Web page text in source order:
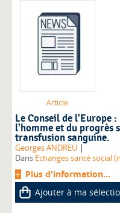
Article
Le Conseil de l'Europe
l'homme et du progrès
transfusion sanguine.
Georges ANDREU |
Dans Echanges santé social
Plus d'information...
Ajouter à ma